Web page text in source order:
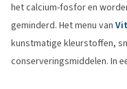
het calcium-fosfor en
geminderd. Het menu van
kunstmatige kleurstoffen,
conserveringsmiddelen. In